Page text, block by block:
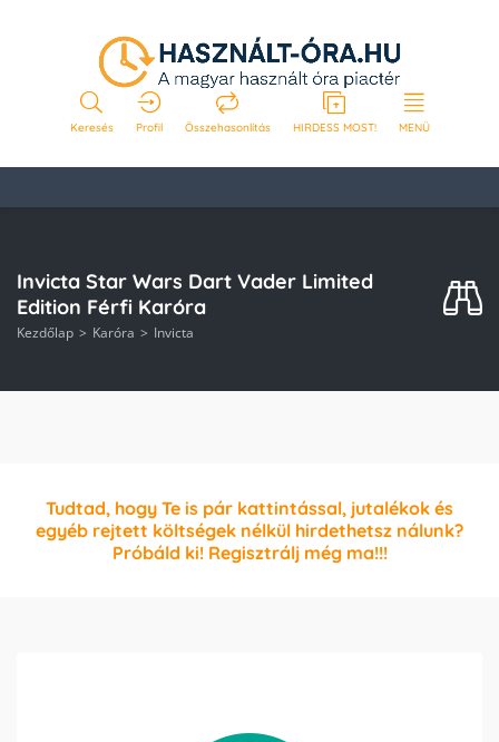
Keresés Profil Összehasonlítás HIRDESS MOST! MENÜ
Invicta Star Wars Dart Vader Limited
Edition Férfi Karóra
Kezdőlap Karóra Invicta
Tudtad, hogy Te is pár kattintással, jutalékok és
egyéb rejtett költségek nélkül hirdethetsz nálunk?
Próbáld ki! Regisztrálj még ma!!!